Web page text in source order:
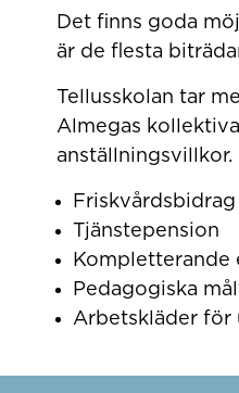
Det finns goda
är de flesta
Tellusskolan tar
Almegas
anställningsvillkor.
Friskvårdsbidrag
Tjänstepension
Kompletterande
Pedagogiska
Arbetskläder för